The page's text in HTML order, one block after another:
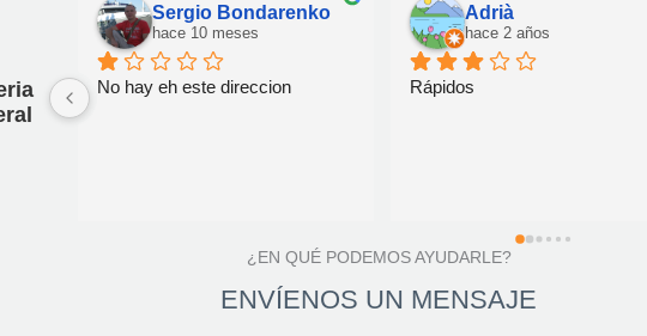
Luca Pipolo
hace 2 años
Falta de comunicación increíble
Como respuesta, me indicaron
que les enviara la información a
VICTOR
hace 4 años
Han sido rápidos y me han
¿EN QUÉ PODEMOS AYUDARLE?
ENVÍENOS UN MENSAJE